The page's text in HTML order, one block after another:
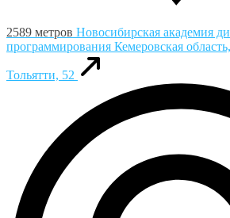
2589 метров Новосибирская академия
программирования Кемеровская
Тольятти, 52